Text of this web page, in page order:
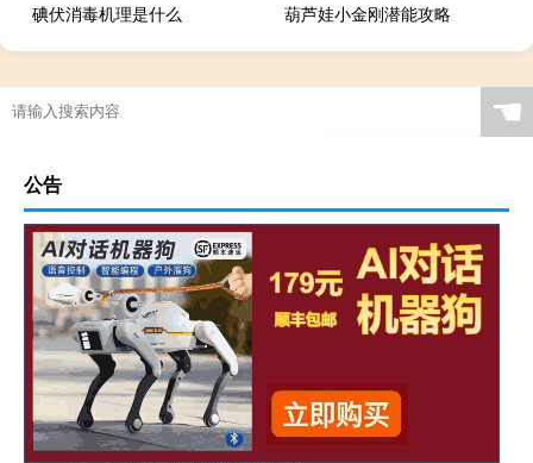
碘伏消毒机理是什么
葫芦娃小金刚潜能攻略
☚
公告